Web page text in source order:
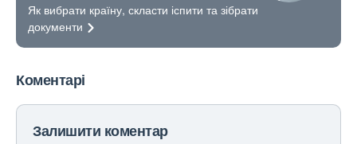
Як вибрати країну, скласти іспити та зібрати
документи
Коментарі
Залишити коментар